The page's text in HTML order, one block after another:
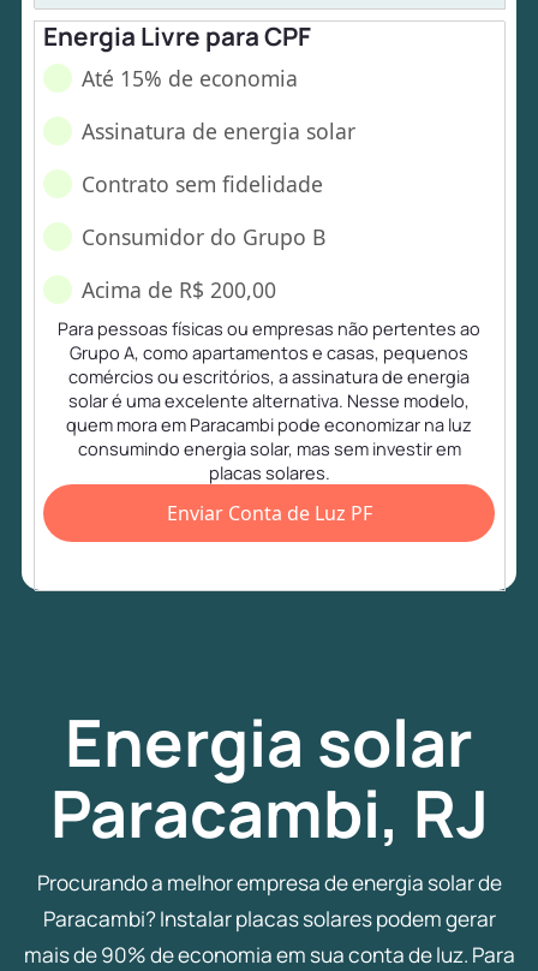
Energia Livre para CPF
Até 15% de economia
Assinatura de energia solar
Contrato sem fidelidade
Consumidor do Grupo B
Acima de R$ 200,00
Para pessoas físicas ou empresas não pertentes ao
Grupo A, como apartamentos e casas, pequenos
comércios ou escritórios, a assinatura de energia
solar é uma excelente alternativa. Nesse modelo,
quem mora em Paracambi pode economizar na luz
consumindo energia solar, mas sem investir em
placas solares.
Enviar Conta de Luz PF
Energia solar
Paracambi, RJ
Procurando a melhor empresa de energia solar de
Paracambi? Instalar placas solares podem gerar
mais de 90% de economia em sua conta de luz. Para